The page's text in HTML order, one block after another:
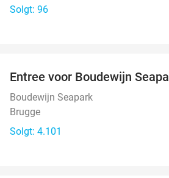
Solgt: 96
Entree voor Boudewijn
Boudewijn Seapark
Brugge
Solgt: 4.101